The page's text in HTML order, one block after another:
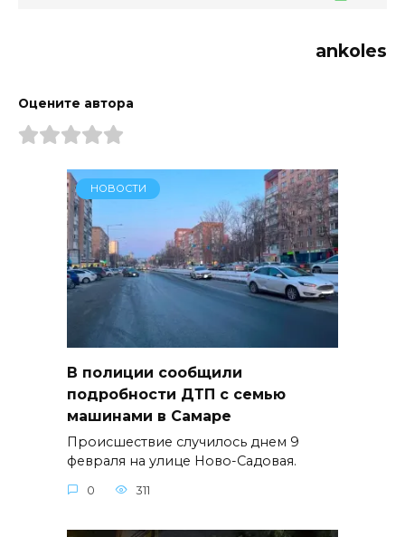
ankoles
Оцените автора
НОВОСТИ
В полиции сообщили
подробности ДТП с семью
машинами в Самаре
Происшествие случилось днем 9
февраля на улице Ново-Садовая.
0 311